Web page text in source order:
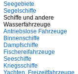
Seegebiete
Segelschiffe
Schiffe und andere
Wasserfahrzeuge
Antriebslose Fahrzeuge
Binnenschiffe
Dampfschiffe
Fischereifahrzeuge
Seeschiffe
Kriegsschiffe
Yachten, Freizeitfahrzeuge